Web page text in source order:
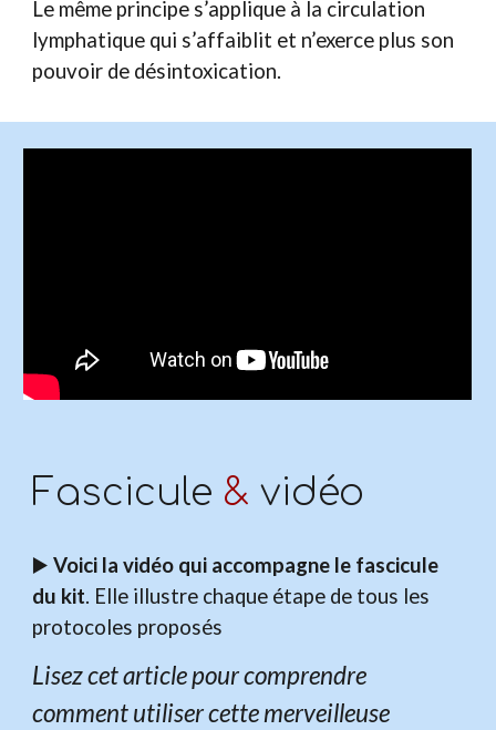
Le même principe s’applique à la circulation
lymphatique qui s’affaiblit et n’exerce plus son
pouvoir de désintoxication.
Fascicule & vidéo
▶️Voici la vidéo qui accompagne le fascicule
du kit. Elle illustre chaque étape de tous les
protocoles proposés
Lisez cet article pour comprendre
comment utiliser cette merveilleuse